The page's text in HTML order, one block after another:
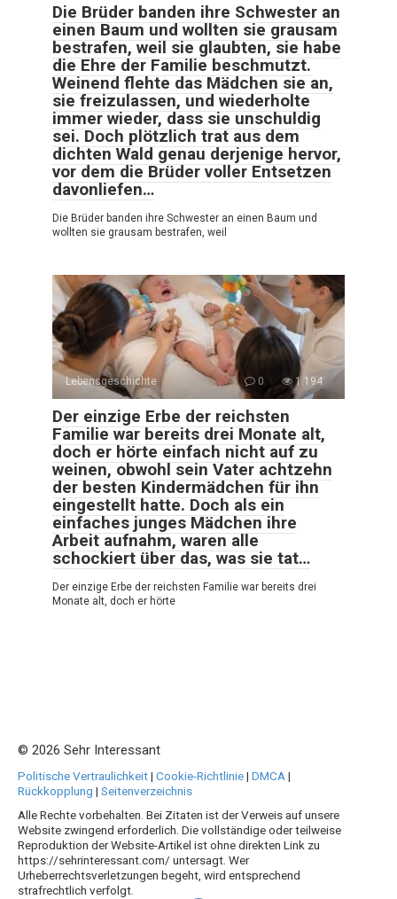
Die Brüder banden ihre Schwester an
einen Baum und wollten sie grausam
bestrafen, weil sie glaubten, sie habe
die Ehre der Familie beschmutzt.
Weinend flehte das Mädchen sie an,
sie freizulassen, und wiederholte
immer wieder, dass sie unschuldig
sei. Doch plötzlich trat aus dem
dichten Wald genau derjenige hervor,
vor dem die Brüder voller Entsetzen
davonliefen…
Die Brüder banden ihre Schwester an einen Baum und
wollten sie grausam bestrafen, weil
Lebensgeschichte 0 1.194
Der einzige Erbe der reichsten
Familie war bereits drei Monate alt,
doch er hörte einfach nicht auf zu
weinen, obwohl sein Vater achtzehn
der besten Kindermädchen für ihn
eingestellt hatte. Doch als ein
einfaches junges Mädchen ihre
Arbeit aufnahm, waren alle
schockiert über das, was sie tat…
Der einzige Erbe der reichsten Familie war bereits drei
Monate alt, doch er hörte
© 2026 Sehr Interessant
Politische Vertraulichkeit| Cookie-Richtlinie| DMCA |
Rückkopplung | Seitenverzeichnis
Alle Rechte vorbehalten. Bei Zitaten ist der Verweis auf unsere
Website zwingend erforderlich. Die vollständige oder teilweise
Reproduktion der Website-Artikel ist ohne direkten Link zu
https://sehrinteressant.com/ untersagt. Wer
Urheberrechtsverletzungen begeht, wird entsprechend
strafrechtlich verfolgt.